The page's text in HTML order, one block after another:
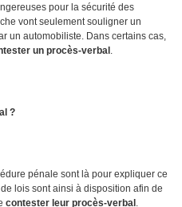
pour la sécurité des
vont seulement souligner un
un automobiliste. Dans certains cas,
un procès-verbal .
?
pénale sont là pour expliquer ce
lois sont ainsi à disposition afin de
contester leur procès-verbal .